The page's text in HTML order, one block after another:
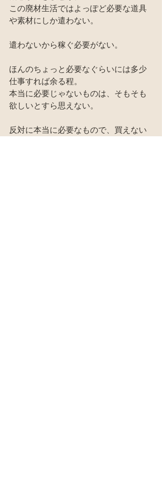
この廃材生活ではよっぽど必要な道具
や素材にしか遣わない。
遣わないから稼ぐ必要がない。
ほんのちょっと必要なぐらいには多少
仕事すれば余る程。
本当に必要じゃないものは、そもそも
欲しいとすら思えない。
反対に本当に必要なもので、買えない